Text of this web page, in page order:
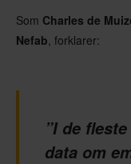
Som Charles de
Nefab , forklarer:
”I de
data om